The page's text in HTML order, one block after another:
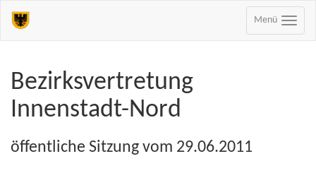
Menü
Bezirksvertretung
Innenstadt-Nord
öffentliche Sitzung vom 29.06.2011